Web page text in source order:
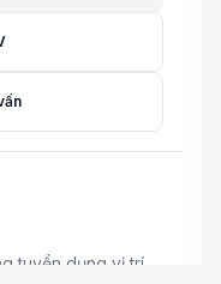
tuyển dụng vị trí